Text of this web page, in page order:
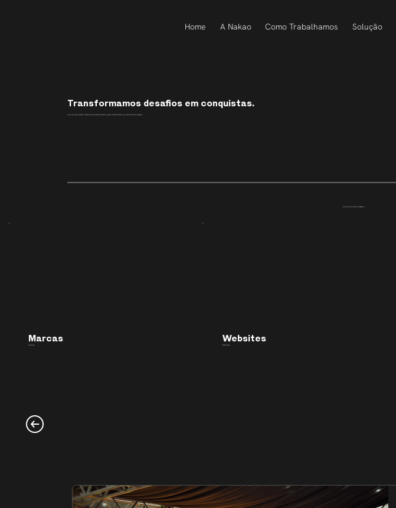
Home A Nakao Como Trabalhamos Solução
Transformamos desafios em conquistas.
Veja como nossos projetos impactaram positivamente empresas, gerando soluções eficazes que transformaram seus negócios.
Marcas
Branding
Websites
Web Design
CLIQUE E AGUARDE CARREGAR